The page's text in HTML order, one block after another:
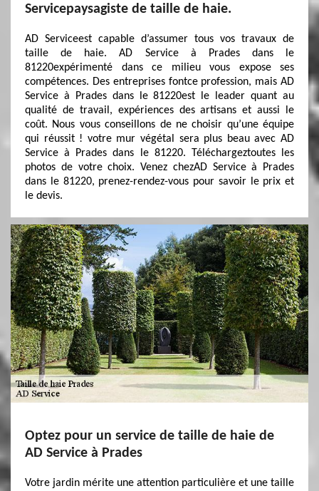
Servicepaysagiste de taille de haie.
AD Serviceest capable d’assumer tous vos travaux de
taille de haie. AD Service à Prades dans le
81220expérimenté dans ce milieu vous expose ses
compétences. Des entreprises fontce profession, mais AD
Service à Prades dans le 81220est le leader quant au
qualité de travail, expériences des artisans et aussi le
coût. Nous vous conseillons de ne choisir qu’une équipe
qui réussit ! votre mur végétal sera plus beau avec AD
Service à Prades dans le 81220. Téléchargeztoutes les
photos de votre choix. Venez chezAD Service à Prades
dans le 81220, prenez-rendez-vous pour savoir le prix et
le devis.
Optez pour un service de taille de haie de
AD Service à Prades
Votre jardin mérite une attention particulière et une taille